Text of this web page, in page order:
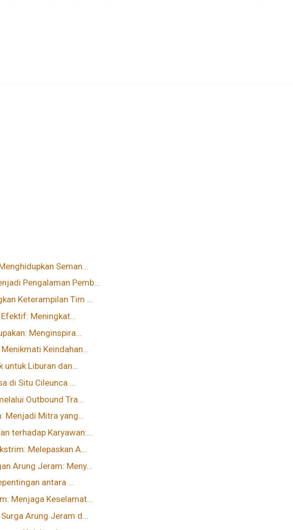
Seman...
Pengalaman Pemb...
Keterampilan Tim ...
Meningkat...
Menginspira...
Keindahan...
untuk Liburan dan...
di Situ Cileunca ...
Outbound Tra...
Menjadi Mitra yang...
terhadap Karyawan:...
Melepaskan A...
Arung Jeram: Meny...
antara ...
Menjaga Keselamat...
Arung Jeram d...